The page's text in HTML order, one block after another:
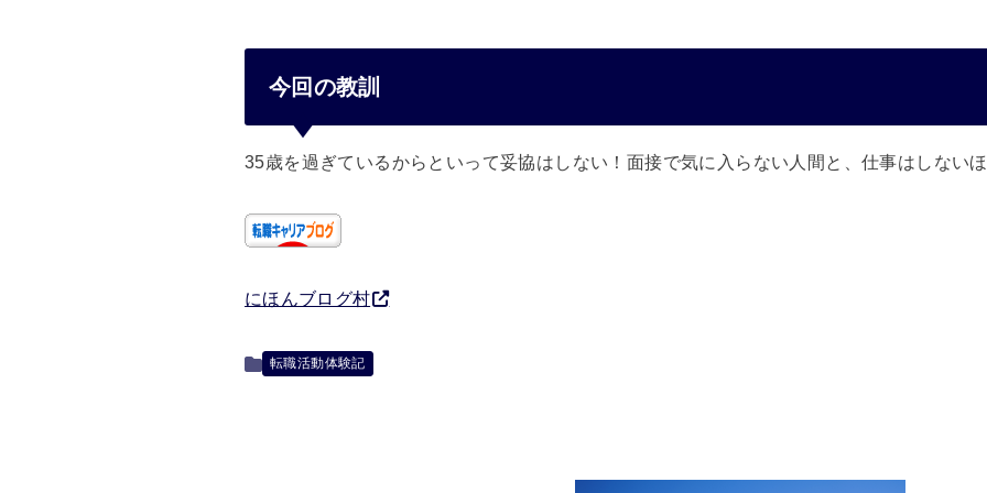
今回の教訓
35歳を過ぎているからといって妥協はしない！面接で気に入らない人間と、仕事はしないほ
にほんブログ村
転職活動体験記